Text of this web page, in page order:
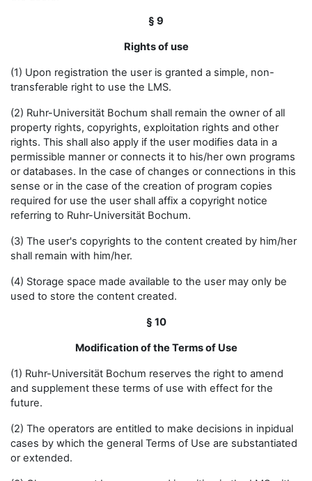
§ 9
Rights of use
(1) Upon registration the user is granted a simple, non-
transferable right to use the LMS.
(2) Ruhr-Universität Bochum shall remain the owner of all
property rights, copyrights, exploitation rights and other
rights. This shall also apply if the user modifies data in a
permissible manner or connects it to his/her own programs
or databases. In the case of changes or connections in this
sense or in the case of the creation of program copies
required for use the user shall affix a copyright notice
referring to Ruhr-Universität Bochum.
(3) The user's copyrights to the content created by him/her
shall remain with him/her.
(4) Storage space made available to the user may only be
used to store the content created.
§ 10
Modification of the Terms of Use
(1) Ruhr-Universität Bochum reserves the right to amend
and supplement these terms of use with effect for the
future.
(2) The operators are entitled to make decisions in inpidual
cases by which the general Terms of Use are substantiated
or extended.